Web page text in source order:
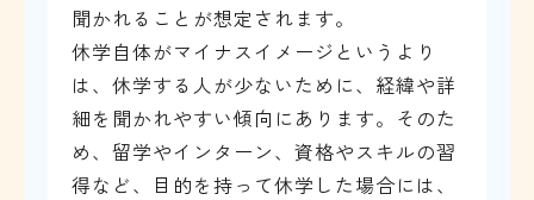
聞かれることが想定されます。
休学自体がマイナスイメージというより
は、休学する人が少ないために、経緯や詳
細を聞かれやすい傾向にあります。そのた
め、留学やインターン、資格やスキルの習
得など、目的を持って休学した場合には、